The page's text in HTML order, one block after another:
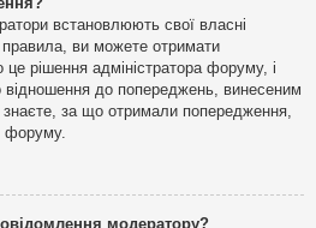
встановлюють свої власні
ви можете отримати
рішення адміністратора форуму, і
відношення до попереджень, винесеним
за що отримали попередження,
форуму.
модератору?